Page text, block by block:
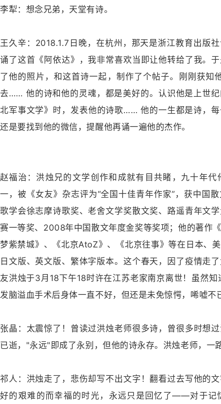
李犁：想念兄弟，天堂有诗。
王久辛：2018.1.7日晚，在杭州，那天是浙江教育出版
诵了这首《阿依达》，我非常喜欢当即让他转给了我。
了他的照片，和这首诗一起，制作了个帖子。刚刚获知
去…… 他的诗和他的灵魂，都是美好的。认识他是上世
北军事文学》时，发表他的诗歌…… 他的一生都是诗，
还是要找到他的微信，提醒他再诵一遍他的杰作。
赵福治：洪烛兄的文学创作和成就有目共睹，九十年
一，被《女友》杂志评为“全国十佳青年作家”，获中国
歌学会徐志摩诗歌奖、老舍文学奖散文奖、路遥青年文
赛一等奖、2008年中国散文年度金奖等奖项；他的著作
梦紫禁城》、《北京AtoZ》、《北京往事》等在日本、
日文版、英文版、繁体字版本。这个春天，因了疫情走
友洪烛于3月18下午18时许在江苏老家南京离世！虽然
发脑溢血手术后身体一直不好，但还是未免惊愕，唏嘘不
张晶：太震惊了！曾读过洪烛老师很多诗，曾很多时想
已逝，"永远"即成了永别，但他的诗永存。洪烛老师，一
祁人：洪烛走了，悲伤却写不出文字！翻看过去写他的
好的艰难的而幸福的时光，永远只是回忆了——对于记